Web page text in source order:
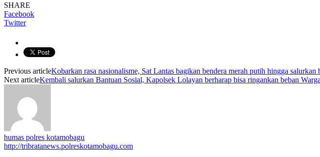
SHARE
Facebook
Twitter
Previous articleKobarkan rasa nasionalisme, Sat Lantas bagikan bendera merah putih hingga salurkan
Next articleKembali salurkan Bantuan Sosial, Kapolsek Lolayan berharap bisa ringankan beban
humas polres kotamobagu
http://tribratanews.polreskotamobagu.com